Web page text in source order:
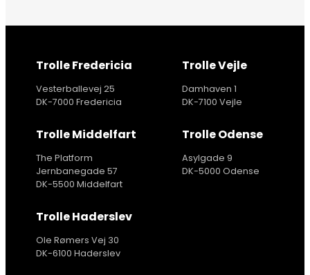
Trolle Fredericia
Vesterballevej 25
DK-7000 Fredericia
Trolle Vejle
Damhaven 1
DK-7100 Vejle
Trolle Middelfart
The Platform
Jernbanegade 57
DK-5500 Middelfart
Trolle Odense
Asylgade 9
DK-5000 Odense
Trolle Haderslev
Ole Rømers Vej 30
DK-6100 Haderslev